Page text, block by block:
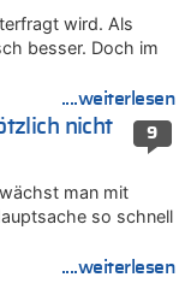
Nachbarn
–
amtlich
jetzt amtlich
jetzt amtlich
wird. Als
besser. Doch im
....weiterlesen
9
nicht
man mit
so schnell
....weiterlesen